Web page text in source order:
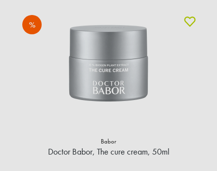
%
Babor
Doctor Babor, The cure cream, 50ml